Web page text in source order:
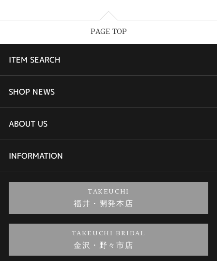
PAGE TOP
ITEM SEARCH
婚約指輪
結婚指輪
セットリング
婚約ネックレス
金・プラチナのお取引
SHOP NEWS
TAKEUCHI BRIDAL金沢本店情報
商品一覧
ブランドリスト
金澤指輪工房｜手作りペアリング
金澤指輪工房｜手作り結婚指輪 and 婚約指輪
ABOUT US
会社概要
お客様の声
INFORMATION
プライバシーポリシー
TAKEUCHI
福井・開発本店
TAKEUCHI BRIDAL
金沢・野々市店